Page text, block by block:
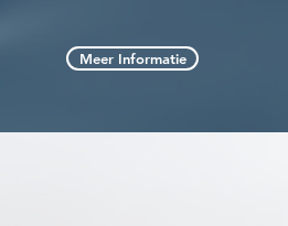
Meer Informatie